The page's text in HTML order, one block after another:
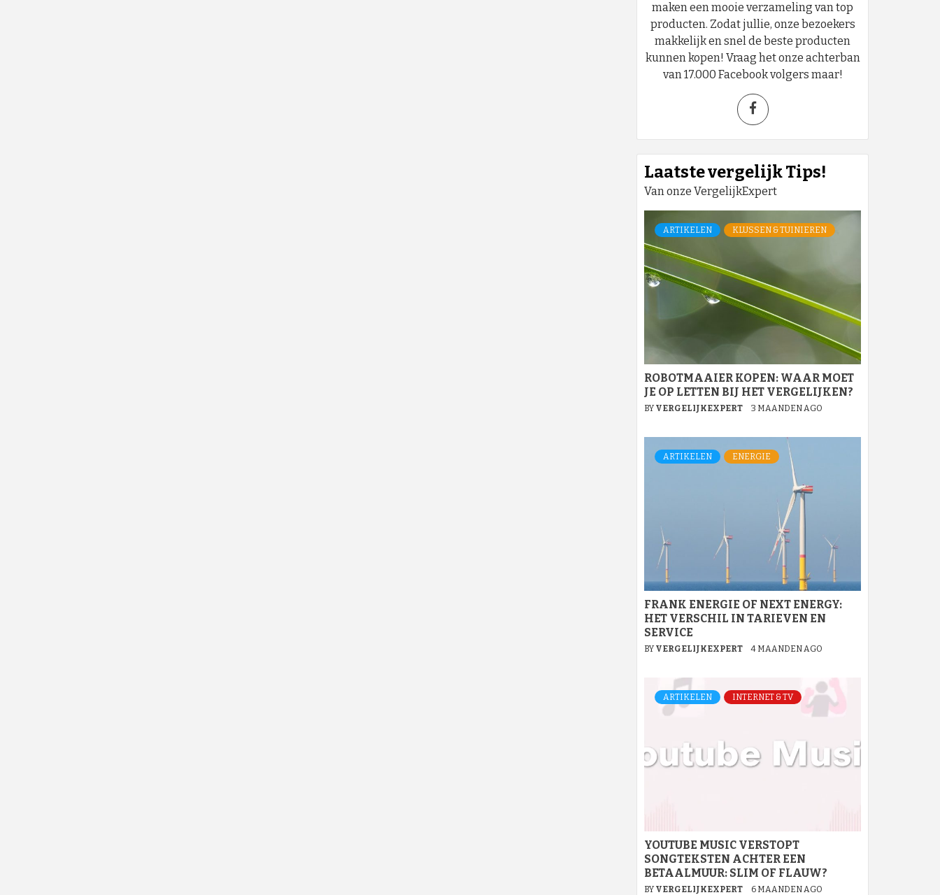
maken een mooie verzameling van top
producten. Zodat jullie, onze bezoekers
makkelijk en snel de beste producten
kunnen kopen! Vraag het onze achterban
van 17.000 Facebook volgers maar!
Laatste vergelijk Tips!
Van onze VergelijkExpert
ARTIKELEN KLUSSEN & TUINIEREN
ROBOTMAAIER KOPEN: WAAR MOET
JE OP LETTEN BIJ HET VERGELIJKEN?
BY VERGELIJKEXPERT 3 MAANDEN AGO
ARTIKELEN ENERGIE
FRANK ENERGIE OF NEXT ENERGY:
HET VERSCHIL IN TARIEVEN EN
SERVICE
BY VERGELIJKEXPERT 4 MAANDEN AGO
ARTIKELEN INTERNET & TV
YOUTUBE MUSIC VERSTOPT
SONGTEKSTEN ACHTER EEN
BETAALMUUR: SLIM OF FLAUW?
BY VERGELIJKEXPERT 6 MAANDEN AGO